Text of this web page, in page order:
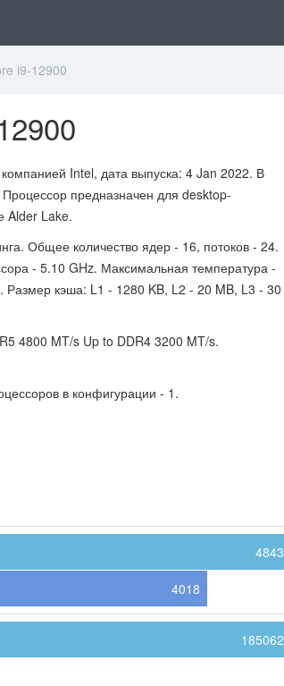
i9-12900
Intel, дата выпуска: 4 Jan 2022. В
предназначен для desktop-
Alder Lake.
Общее количество ядер - 16, потоков - 24.
- 5.10 GHz. Максимальная температура -
Размер кэша: L1 - 1280 KB, L2 - 20 MB, L3 - 30
4800 MT/s Up to DDR4 3200 MT/s.
в конфигурации - 1.
4843
4018
185062